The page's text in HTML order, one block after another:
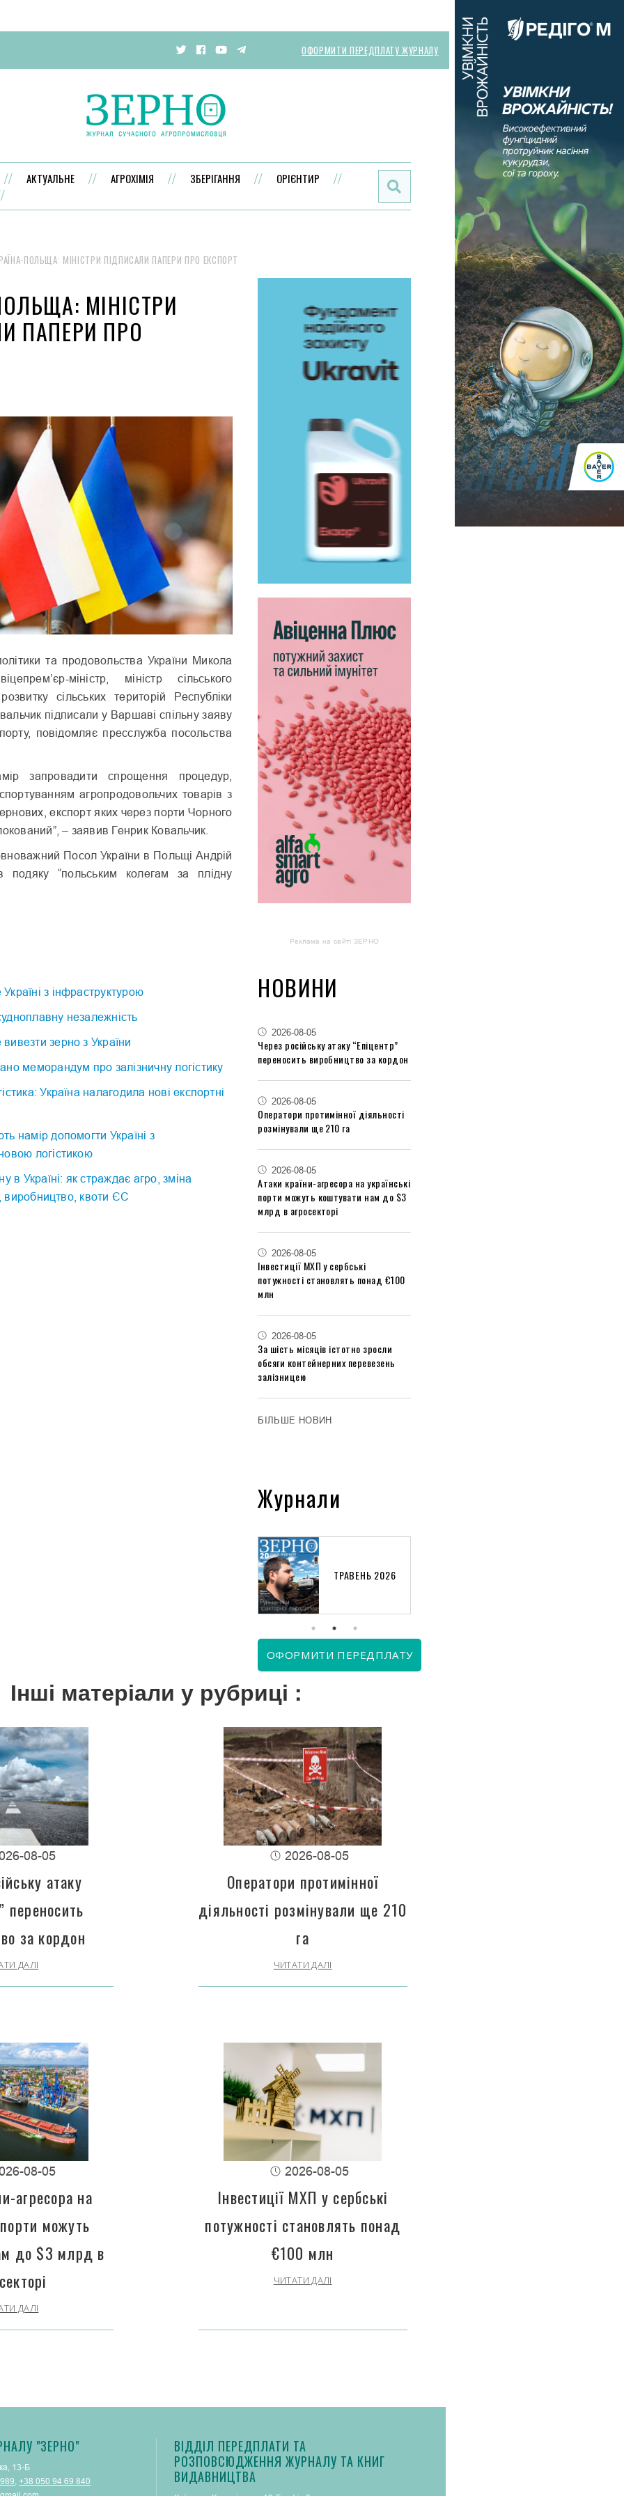
ОФОРМИТИ ПЕРЕДПЛАТУ ЖУРНАЛУ
АКТУАЛЬНЕ АГРОХІМІЯ ЗБЕРІГАННЯ ОРІЄНТИР
ПОЛЬЩА: МІНІСТРИ ПІДПИСАЛИ ПАПЕРИ ПРО ЕКСПОРТ
МІНІСТРИ
ПАПЕРИ ПРО
та продовольства України Микола
міністр, міністр сільського
сільських територій Республіки
підписали у Варшаві спільну заяву
повідомляє пресслужба посольства
запровадити спрощення процедур,
агропродовольчих товарів з
експорт яких через порти Чорного
– заявив Генрик Ковальчик.
Посол України в Польщі Андрій
подяку “польським колегам за плідну
з інфраструктурою
незалежність
зерно з України
меморандум про залізничну логістику
Україна налагодила нові експортні
намір допомогти Україні з
логістикою
в Україні: як страждає агро, зміна
виробництво, квоти ЄС
Реклама на сайті ЗЕРНО
НОВИНИ
2026-08-05
Через російську атаку “Епіцентр”
переносить виробництво за кордон
2026-08-05
Оператори протимінної діяльності
розмінували ще 210 га
2026-08-05
Атаки країни-агресора на українські
порти можуть коштувати нам до $3
млрд в агросекторі
2026-08-05
Інвестиції МХП у сербські
потужності становлять понад €100
млн
2026-08-05
За шість місяців істотно зросли
обсяги контейнерних перевезень
залізницею
БІЛЬШЕ НОВИН
Журнали
ТРАВЕНЬ 2026
ОФОРМИТИ ПЕРЕДПЛАТУ
Інші матеріали у рубриці :
08-05
атаку
переносить
за кордон
ДАЛІ
2026-08-05
Оператори протимінної
діяльності розмінували ще 210
га
ЧИТАТИ ДАЛІ
08-05
агресора на
можуть
до $3 млрд в
ДАЛІ
2026-08-05
Інвестиції МХП у сербські
потужності становлять понад
€100 млн
ЧИТАТИ ДАЛІ
"ЗЕРНО"
13-Б
,+38 050 94 69 840
ВІДДІЛ ПЕРЕДПЛАТИ ТА
РОЗПОВСЮДЖЕННЯ ЖУРНАЛУ ТА КНИГ
ВИДАВНИЦТВА